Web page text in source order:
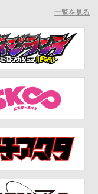
一覧を見る